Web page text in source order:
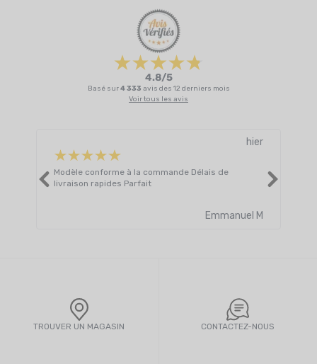
4.8/5
Basé sur4 333 avis des 12 derniers mois
Voir tous les avis
hier
Modèle conforme à la commande Délais de
livraison rapides Parfait
Emmanuel M
TROUVER UN MAGASIN CONTACTEZ-NOUS